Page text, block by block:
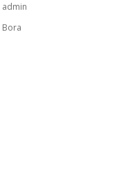
admin
Bora